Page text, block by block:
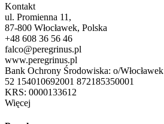
Kontakt
ul. Promienna 11,
87-800 Włocławek, Polska
+48 608 36 56 46
falco@peregrinus.pl
www.peregrinus.pl
Bank Ochrony Środowiska: o/Włocławek
52 154010692001 872185350001
KRS: 0000133612
Więcej